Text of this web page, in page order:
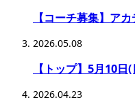
【コーチ募集】ア
2026.05.08
【トップ】5月10
2026.04.23